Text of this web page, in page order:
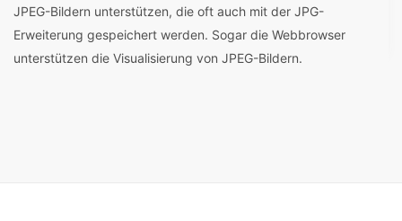
JPEG-Bildern unterstützen, die oft auch mit der JPG-
Erweiterung gespeichert werden. Sogar die Webbrowser
unterstützen die Visualisierung von JPEG-Bildern.